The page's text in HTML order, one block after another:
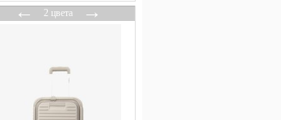
←2 цвета→